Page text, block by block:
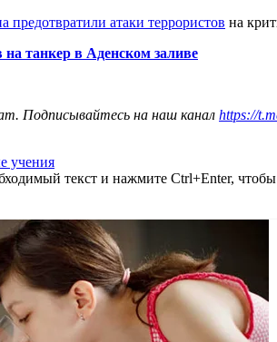
предотвратили атаки террористов на
танкер в Аденском заливе
Подписывайтесь на наш канал https://
учения
текст и нажмите Ctrl+Enter,